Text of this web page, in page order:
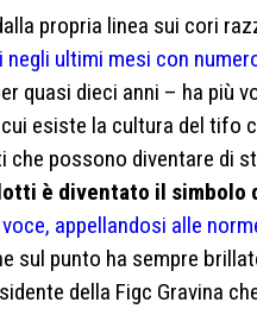
propria linea sui cori
ultimi mesi con
quasi dieci anni – ha più
esiste la cultura del
che possono diventare di
è diventato il
appellandosi alle
sul punto ha sempre
della Figc Gravina